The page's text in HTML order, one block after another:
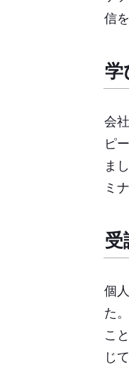
信
学
会
ピ
ま
ミ
受
個
た
こ
じ